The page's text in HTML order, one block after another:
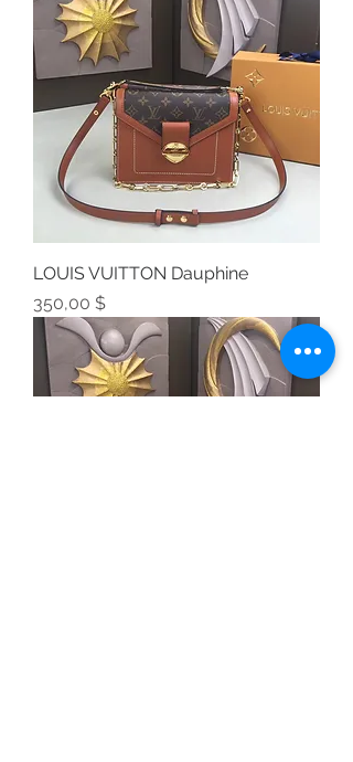
LOUIS VUITTON Dauphine
Preis
350,00 $